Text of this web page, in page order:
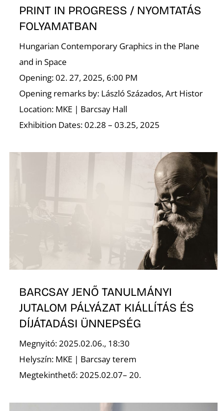
PRINT IN PROGRESS / NYOMTATÁS
FOLYAMATBAN
Hungarian Contemporary Graphics in the Plane
and in Space
Opening: 02. 27, 2025, 6:00 PM
Opening remarks by: László Százados, Art Histor
Location: MKE | Barcsay Hall
Exhibition Dates: 02.28 – 03.25, 2025
BARCSAY JENŐ TANULMÁNYI
JUTALOM PÁLYÁZAT KIÁLLÍTÁS ÉS
DÍJÁTADÁSI ÜNNEPSÉG
Megnyitó: 2025.02.06., 18:30
Helyszín: MKE | Barcsay terem
Megtekinthető: 2025.02.07– 20.